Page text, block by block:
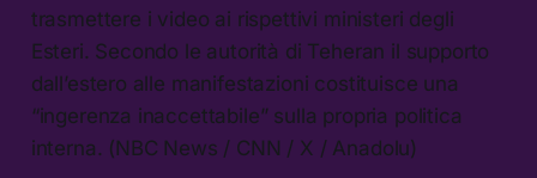
trasmettere i video ai rispettivi ministeri degli
Esteri. Secondo le autorità di Teheran il supporto
dall’estero alle manifestazioni costituisce una
“ingerenza inaccettabile” sulla propria politica
interna. (NBC News / CNN / X / Anadolu)